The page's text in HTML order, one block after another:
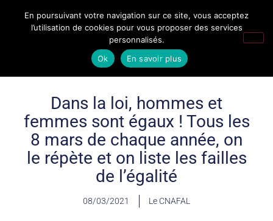
Dans la loi, hommes et
femmes sont égaux ! Tous les
8 mars de chaque année, on
le répète et on liste les failles
de l’égalité
08/03/2021 Le CNAFAL
En poursuivant votre navigation sur ce site, vous acceptez
l’utilisation de cookies pour vous proposer des services
personnalisés.
Ok
En savoir plus